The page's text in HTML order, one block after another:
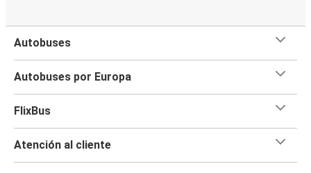
Autobuses
Autobuses por Europa
FlixBus
Atención al cliente